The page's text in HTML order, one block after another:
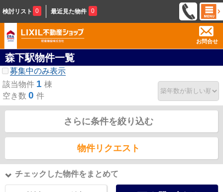
検討リスト 0 最近見た物件 0
お問合せ
森下駅物件一覧
募集中のみ表示
該当物件 1 棟
空き数 0 件
さらに条件を絞り込む
物件リクエスト
チェックした物件をまとめて